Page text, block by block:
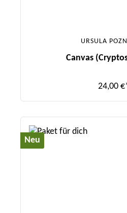
URSULA
Canvas
24,00
Neu